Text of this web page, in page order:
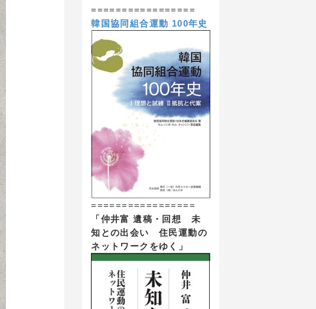
=================
韓国協同組合運動 100年史
=================
「仲井富 遺稿・回想 未
知との出会い 住民運動の
ネットワークをゆく」